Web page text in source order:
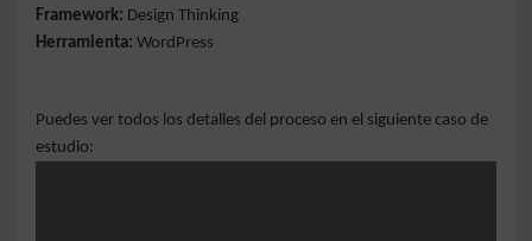
Framework: Design Thinking
Herramienta: WordPress
Puedes ver todos los detalles del proceso en el siguiente caso de
estudio: